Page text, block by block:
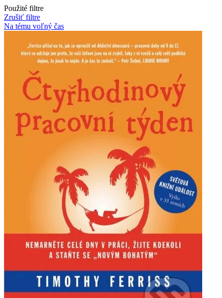
Použité filtre
Zrušiť filtre
Na tému voľný čas